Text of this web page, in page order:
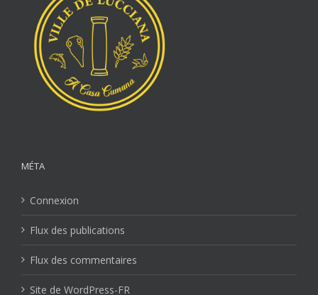
MÉTA
Connexion
Flux des publications
Flux des commentaires
Site de WordPress-FR